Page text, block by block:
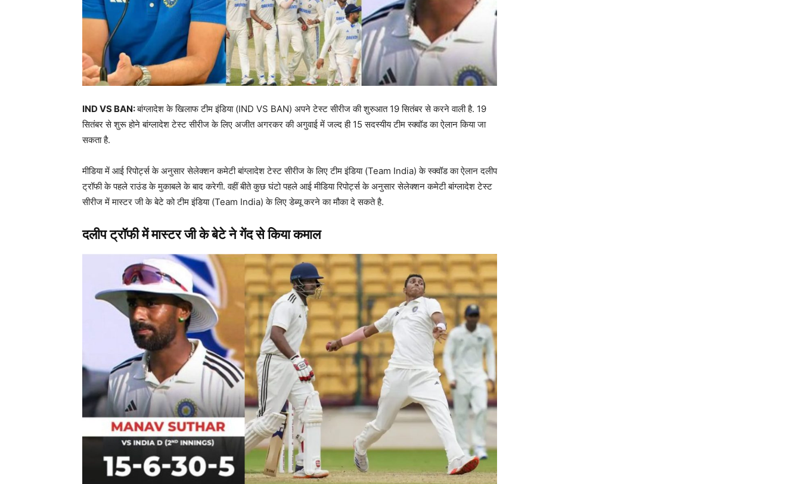
IND VS BAN:बांग्लादेश के खिलाफ टीम इंडिया (IND VS BAN) अपने टेस्ट सीरीज की शुरुआत 19 सितंबर से करने वाली है. 19
सितंबर से शुरू होने बांग्लादेश टेस्ट सीरीज के लिए अजीत अगरकर की अगुवाई में जल्द ही 15 सदस्यीय टीम स्क्वॉड का ऐलान किया जा
सकता है.
मीडिया में आई रिपोर्ट्स के अनुसार सेलेक्शन कमेटी बांग्लादेश टेस्ट सीरीज के लिए टीम इंडिया (Team India) के स्क्वॉड का ऐलान दलीप
ट्रॉफी के पहले राउंड के मुकाबले के बाद करेगी. वहीं बीते कुछ घंटो पहले आई मीडिया रिपोर्ट्स के अनुसार सेलेक्शन कमेटी बांग्लादेश टेस्ट
सीरीज में मास्टर जी के बेटे को टीम इंडिया (Team India) के लिए डेब्यू करने का मौका दे सकते है.
दलीप ट्रॉफी में मास्टर जी के बेटे ने गेंद से किया कमाल